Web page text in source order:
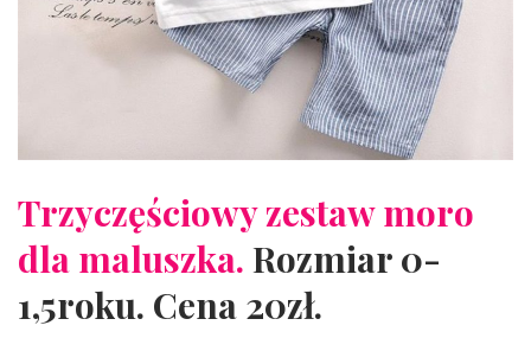
Trzyczęściowy zestaw moro
dla maluszka. Rozmiar 0-
1,5roku. Cena 20zł.